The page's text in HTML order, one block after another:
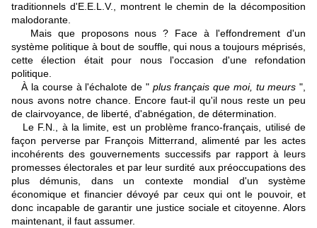
traditionnels d'E.E.L.V., montrent le chemin de la décomposition
malodorante.
Mais que proposons nous ? Face à l'effondrement d'un
système politique à bout de souffle, qui nous a toujours méprisés,
cette élection était pour nous l'occasion d'une refondation
politique.
À la course à l'échalote de " plus français que moi, tu meurs ",
nous avons notre chance. Encore faut-il qu'il nous reste un peu
de clairvoyance, de liberté, d'abnégation, de détermination.
Le F.N., à la limite, est un problème franco-français, utilisé de
façon perverse par François Mitterrand, alimenté par les actes
incohérents des gouvernements successifs par rapport à leurs
promesses électorales et par leur surdité aux préoccupations des
plus démunis, dans un contexte mondial d'un système
économique et financier dévoyé par ceux qui ont le pouvoir, et
donc incapable de garantir une justice sociale et citoyenne. Alors
maintenant, il faut assumer.